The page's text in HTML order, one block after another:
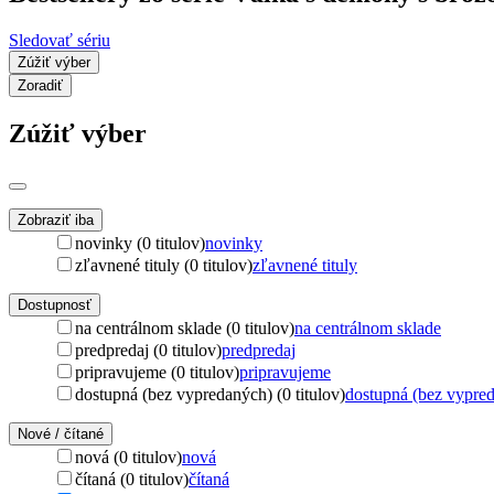
Sledovať sériu
Zúžiť výber
Zoradiť
Zúžiť výber
Zobraziť iba
novinky (0 titulov)novinky
zľavnené tituly (0 titulov)zľavnené tituly
Dostupnosť
na centrálnom sklade (0 titulov)na centrálnom sklade
predpredaj (0 titulov)predpredaj
pripravujeme (0 titulov)pripravujeme
dostupná (bez vypredaných) (0 titulov)dostupná (bez
Nové / čítané
nová (0 titulov)nová
čítaná (0 titulov)čítaná